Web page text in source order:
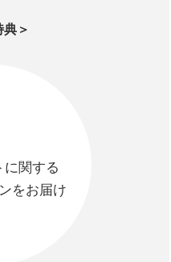
典＞
に関する
をお届け